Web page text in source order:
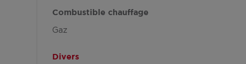
Combustible chauffage
Gaz
Divers